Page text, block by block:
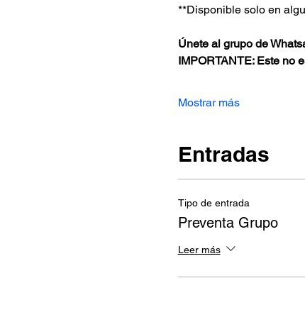
**Disponible solo en
Únete al grupo de
IMPORTANTE: Este no
Mostrar más
Entradas
Tipo de entrada
Preventa Grupo
Leer más